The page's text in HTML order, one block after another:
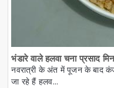
भंडारे वाले हलवा चना प्रसाद
नवरात्री के अंत में पूजन के बाद
जा रहे हैं हलव...